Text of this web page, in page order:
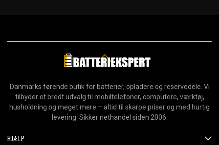
Danmarks førende butik for batterier, opladere og reservedele. Vi
tilbyder et bredt udvalg til mobiltelefoner, computere, værktøj,
husholdning og meget mere – altid til skarpe priser og med hurtig
levering. Sikker nethandel siden 2006.
HJÆLP